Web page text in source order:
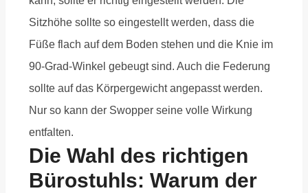
Sitzhöhe sollte so eingestellt werden, dass die
Füße flach auf dem Boden stehen und die Knie im
90-Grad-Winkel gebeugt sind. Auch die Federung
sollte auf das Körpergewicht angepasst werden.
Nur so kann der Swopper seine volle Wirkung
entfalten.
Die Wahl des richtigen
Bürostuhls: Warum der